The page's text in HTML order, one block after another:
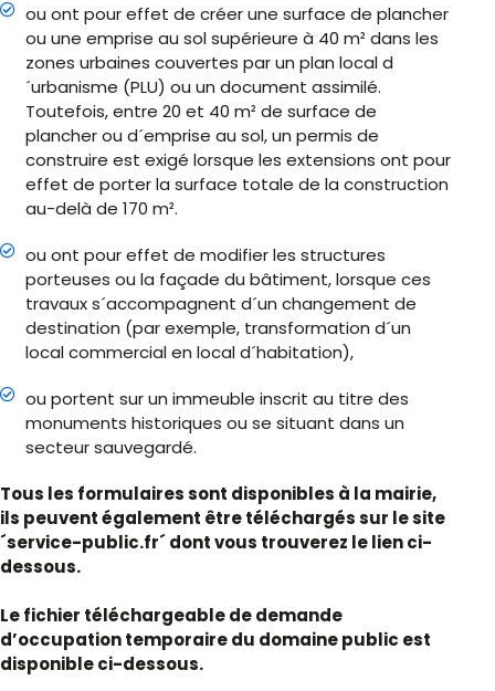
ou ont pour effet de créer une surface de plancher
ou une emprise au sol supérieure à 40 m² dans les
zones urbaines couvertes par un plan local d
´urbanisme (PLU) ou un document assimilé.
Toutefois, entre 20 et 40 m² de surface de
plancher ou d´emprise au sol, un permis de
construire est exigé lorsque les extensions ont pour
effet de porter la surface totale de la construction
au-delà de 170 m².
ou ont pour effet de modifier les structures
porteuses ou la façade du bâtiment, lorsque ces
travaux s´accompagnent d´un changement de
destination (par exemple, transformation d´un
local commercial en local d´habitation),
ou portent sur un immeuble inscrit au titre des
monuments historiques ou se situant dans un
secteur sauvegardé.
Tous les formulaires sont disponibles à la mairie,
ils peuvent également être téléchargés sur le site
´service-public.fr´ dont vous trouverez le lien ci-
dessous.
Le fichier téléchargeable de demande
d’occupation temporaire du domaine public est
disponible ci-dessous.